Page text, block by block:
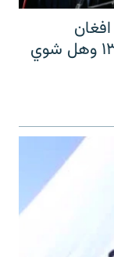
د طالبانو د بیا ځلي واک یو کال؛ ۳ افغان